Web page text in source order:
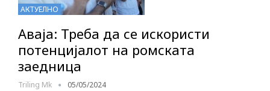
АКТУЕЛНО
Аваја: Треба да се искористи
потенцијалот на ромската
заедница
Triling Mk 05/05/2024